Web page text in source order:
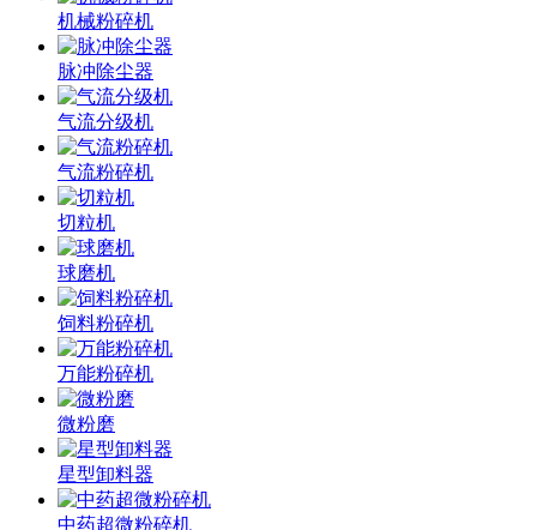
机械粉碎机
脉冲除尘器
气流分级机
气流粉碎机
切粒机
球磨机
饲料粉碎机
万能粉碎机
微粉磨
星型卸料器
中药超微粉碎机